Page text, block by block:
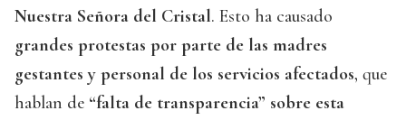
Nuestra Señora del Cristal. Esto ha causado
grandes protestas por parte de las madres
gestantes y personal de los servicios afectados, que
hablan de “falta de transparencia” sobre esta